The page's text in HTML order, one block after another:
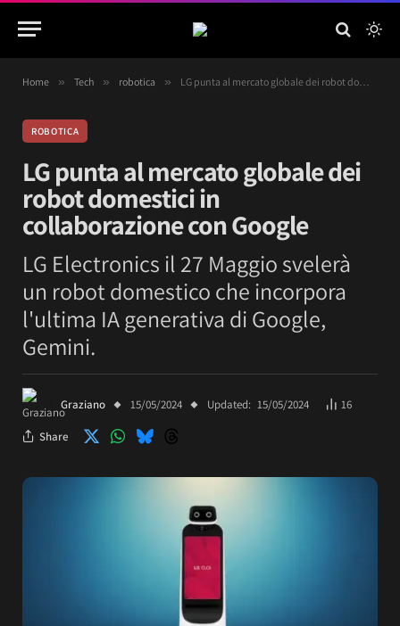
Home » Tech » robotica » LG punta al mercato globale dei robot domestici in collaborazione con Google
ROBOTICA
LG punta al mercato globale dei
robot domestici in
collaborazione con Google
LG Electronics il 27 Maggio svelerà
un robot domestico che incorpora
l'ultima IA generativa di Google,
Gemini.
Graziano 15/05/2024 Updated: 15/05/2024 16
Share